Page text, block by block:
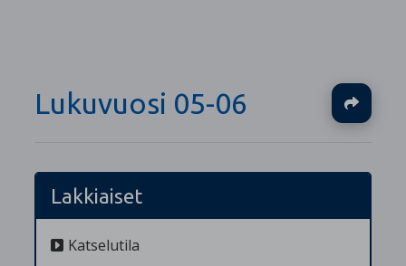
Lukuvuosi 05-06
Lakkiaiset
Katselutila